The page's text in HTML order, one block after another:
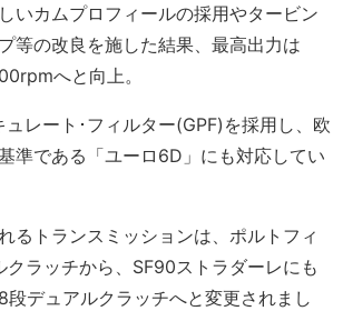
いカムプロフィールの採用やタービン
等の改良を施した結果、最高出力は
へと向上。
ュレート･フィルター(GPF)を採用し、欧
準である「ユーロ6D」にも対応してい
るトランスミッションは、ポルトフィ
クラッチから、SF90ストラダーレにも
段デュアルクラッチへと変更されまし